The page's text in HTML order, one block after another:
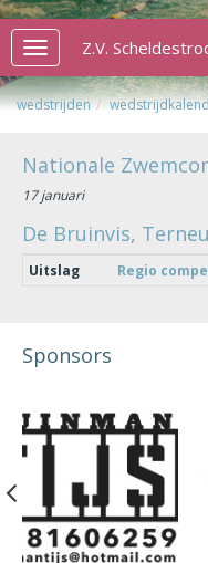
Toggle
navigation
Z.V.
wedstrijden
Nationale
17 januari
De Bruinvis,
Uitslag Regio
Sponsors
Previous